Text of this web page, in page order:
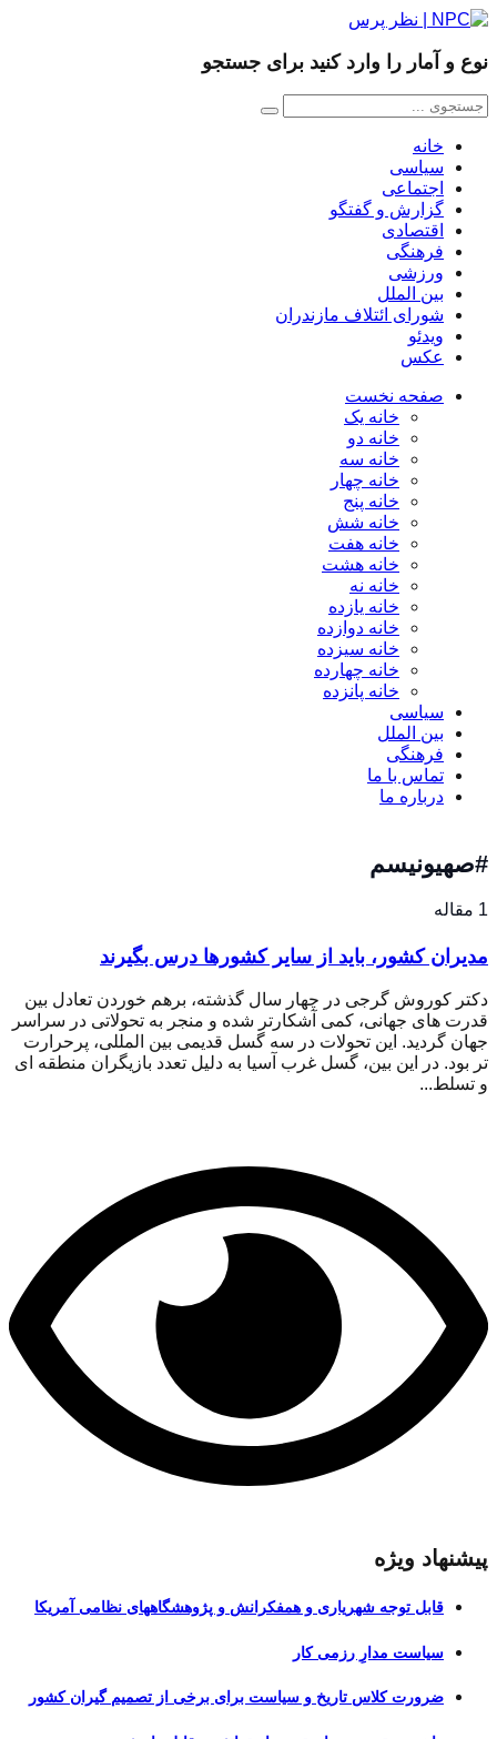
نوع و آمار را وارد کنید برای جستجو
خانه
سیاسی
اجتماعی
گزارش و گفتگو
اقتصادی
فرهنگی
ورزشی
بین الملل
شورای ائتلاف مازندران
ویدئو
عکس
صفحه نخست
خانه یک
خانه دو
خانه سه
خانه چهار
خانه پنج
خانه شش
خانه هفت
خانه هشت
خانه نه
خانه یازده
خانه دوازده
خانه سیزده
خانه چهارده
خانه پانزده
سیاسی
بین الملل
فرهنگی
تماس با ما
درباره ما
#صهیونیسم
1 مقاله
مدیران کشور، باید از سایر کشورها درس بگیرند
دکتر کوروش گرجی در چهار سال گذشته، برهم خوردن تعادل بین
قدرت های جهانی، کمی آشکارتر شده و منجر به تحولاتی در سراسر
جهان گردید. این تحولات در سه گسل قدیمی بین المللی، پرحرارت
تر بود. در این بین، گسل غرب آسیا به دلیل تعدد بازیگران منطقه ای
و تسلط...
پیشنهاد ویژه
قابل توجه شهریاری و همفکرانش و پژوهشگاههای نظامی آمریکا
سیاست مدارِ رزمی کار
ضرورت کلاس تاریخ و سیاست برای برخی از تصمیم گیران کشور